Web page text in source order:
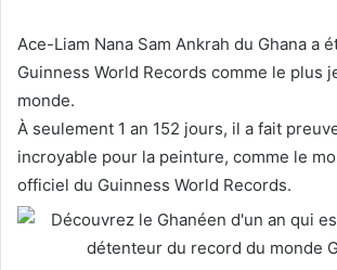
Ace-Liam Nana Sam Ankrah du Ghana a
Guinness World Records comme le plus
monde.
À seulement 1 an 152 jours, il a fait
incroyable pour la peinture, comme le
officiel du Guinness World Records.